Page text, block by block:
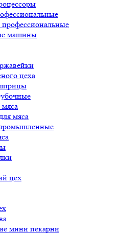
машины
цеха
мяса
цех
мини пекарни